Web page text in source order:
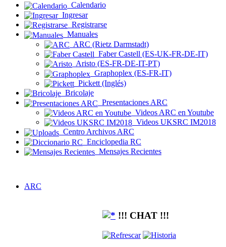
Calendario
Ingresar
Registrarse
Manuales
ARC (Rietz Darmstadt)
Faber Castell (ES-UK-FR-DE-IT)
Aristo (ES-FR-DE-IT-PT)
Graphoplex (ES-FR-IT)
Pickett (Inglés)
Bricolaje
Presentaciones ARC
Videos ARC en Youtube
Videos UKSRC IM2018
Centro Archivos ARC
Enciclopedia RC
Mensajes Recientes
ARC
!!! CHAT !!!